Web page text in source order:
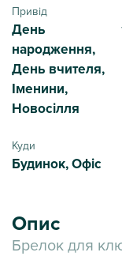
Привід
День
народження,
День вчителя,
Іменини,
Новосілля
Куди
Будинок, Офіс
Опис
Брелок для